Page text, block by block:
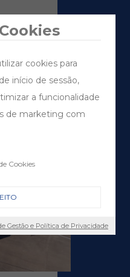
cookies para
início de sessão,
a funcionalidade
de marketing com
Cookies
Gestão e Política de Privacidade